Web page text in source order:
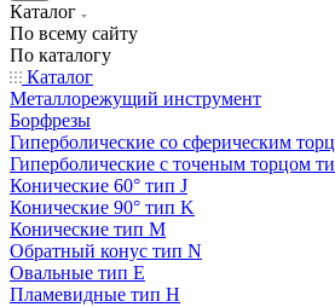
Каталог
По всему сайту
По каталогу
Каталог
Металлорежущий инструмент
Борфрезы
Гиперболические cо сферическим
Гиперболические с точеным торцом
Конические 60° тип J
Конические 90° тип K
Конические тип M
Обратный конус тип N
Овальные тип E
Пламевидные тип H